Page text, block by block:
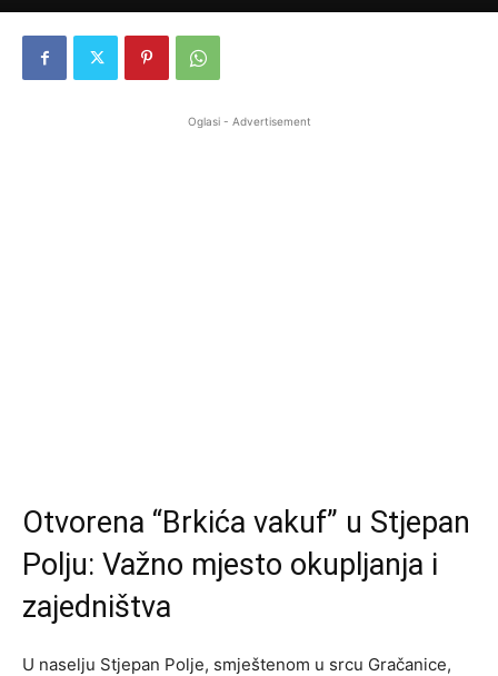
Oglasi - Advertisement
Otvorena “Brkića vakuf” u Stjepan
Polju: Važno mjesto okupljanja i
zajedništva
U naselju Stjepan Polje, smještenom u srcu Gračanice,